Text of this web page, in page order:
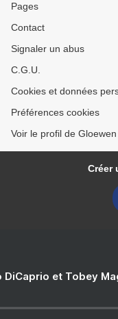
Pages
Contact
Signaler un abus
C.G.U.
Cookies et données
Préférences cookies
Voir le profil de
Créer
DiCaprio et Tobey